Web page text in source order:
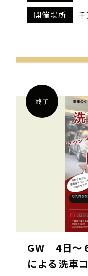
開催場所
終了
GW 4日～
による洗車